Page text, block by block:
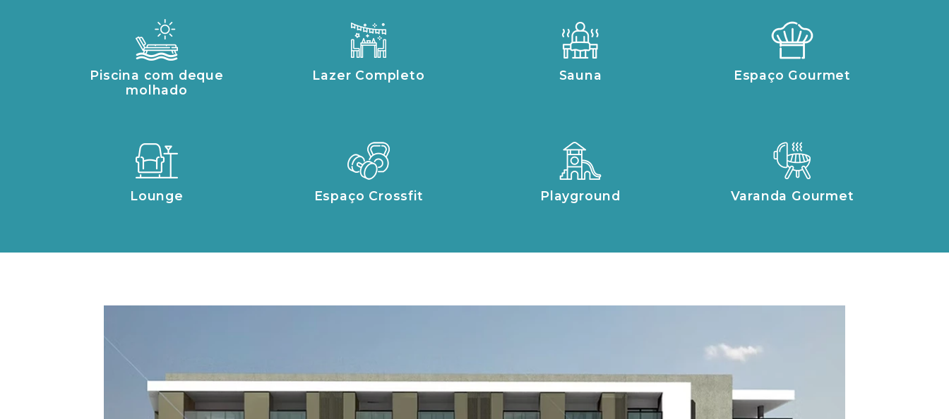
Piscina com deque
molhado
Lazer Completo Sauna Espaço Gourmet
Lounge Espaço Crossfit Playground Varanda Gourmet